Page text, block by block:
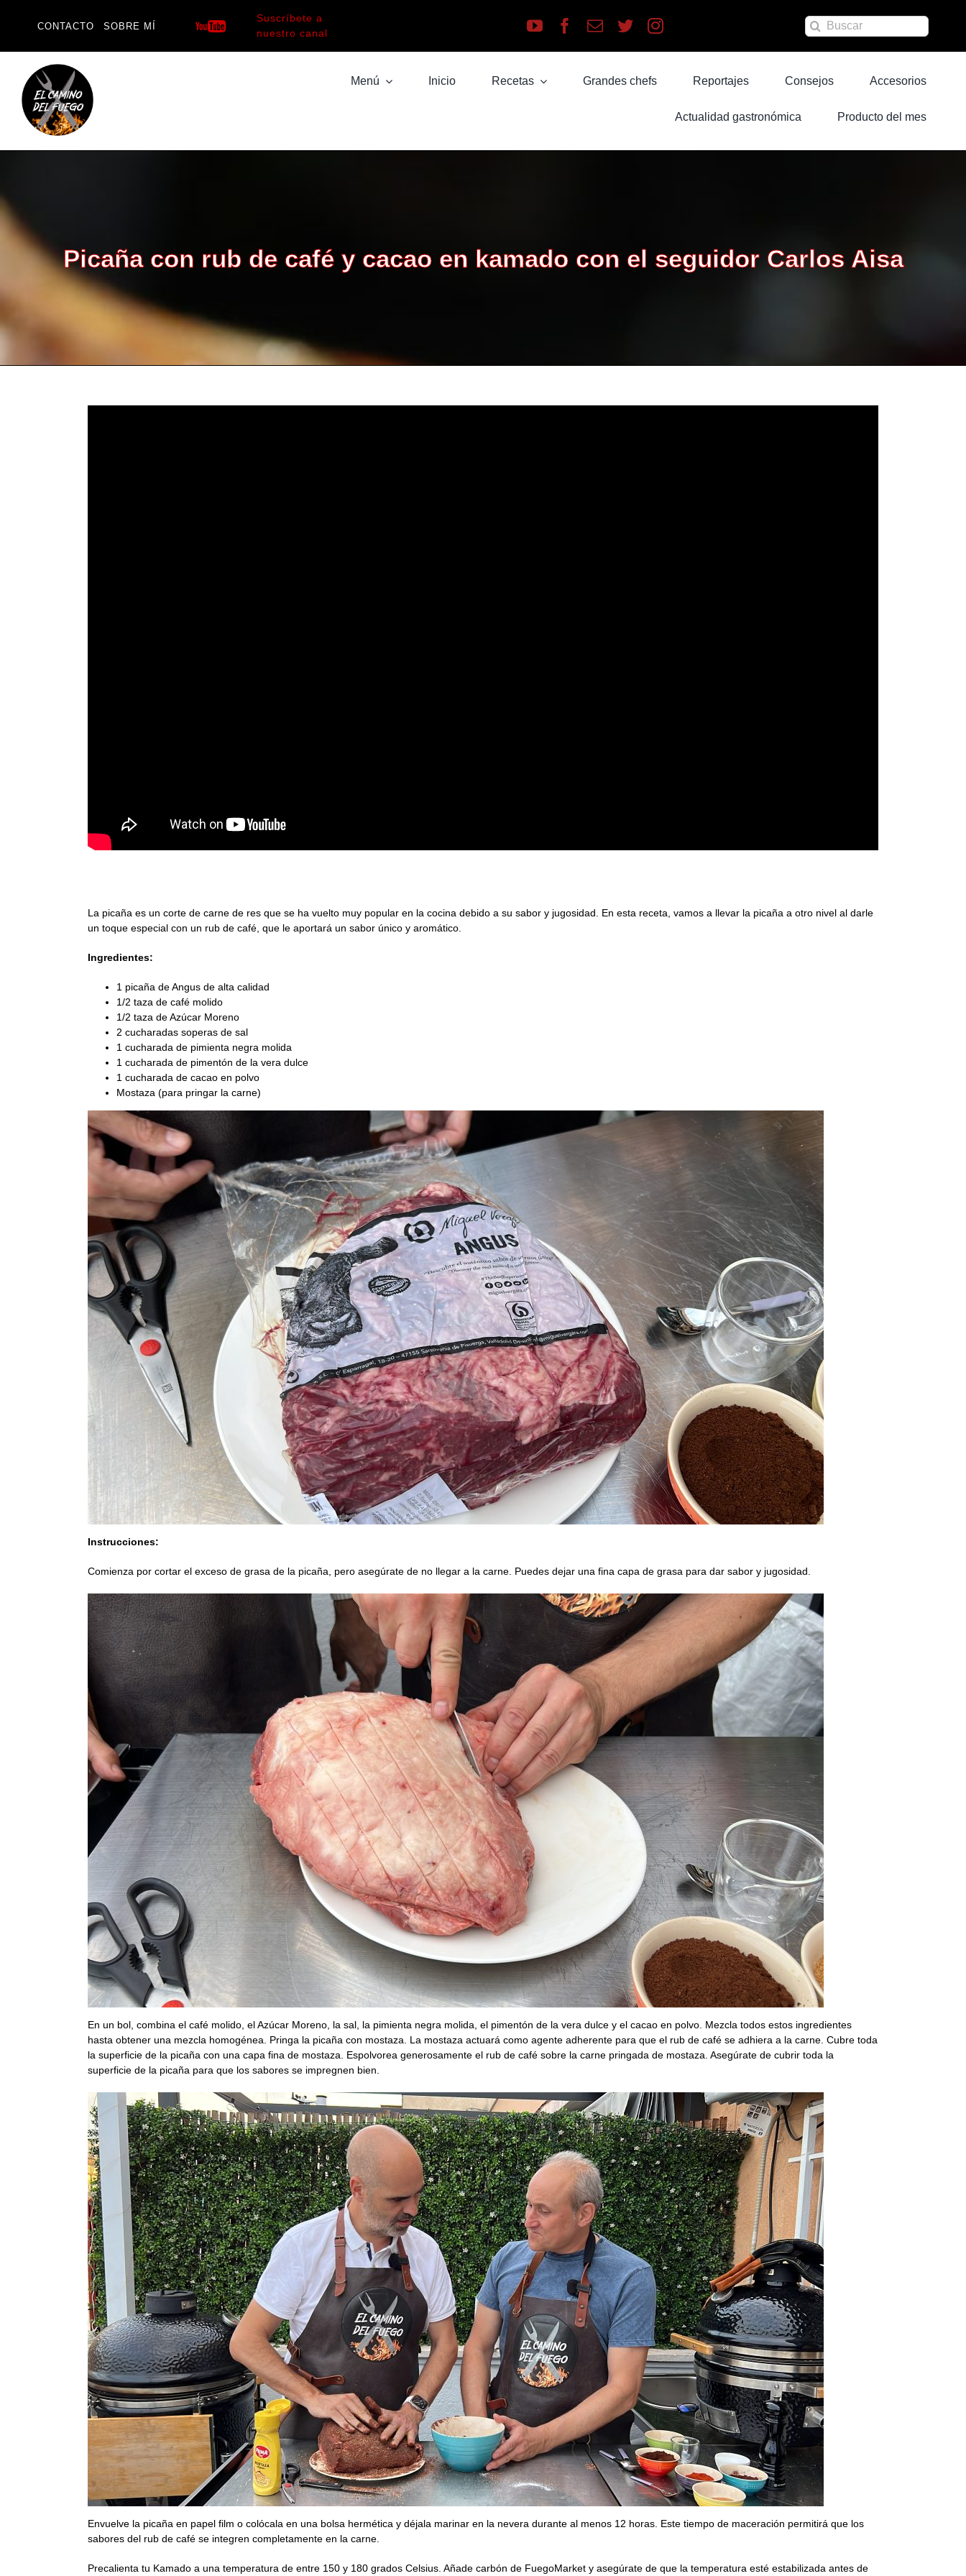
CONTACTO SOBRE MÍ
Suscríbete a
nuestro canal
Buscar:
Menú Inicio Recetas Grandes chefs Reportajes Consejos Accesorios
Actualidad gastronómica Producto del mes
Picaña con rub de café y cacao en kamado con el seguidor Carlos Aisa
La picaña es un corte de carne de res que se ha vuelto muy popular en la cocina debido a su sabor y jugosidad. En esta receta, vamos a llevar la picaña a otro nivel al darle
un toque especial con un rub de café, que le aportará un sabor único y aromático.
Ingredientes:
1 picaña de Angus de alta calidad
1/2 taza de café molido
1/2 taza de Azúcar Moreno
2 cucharadas soperas de sal
1 cucharada de pimienta negra molida
1 cucharada de pimentón de la vera dulce
1 cucharada de cacao en polvo
Mostaza (para pringar la carne)
Instrucciones:
Comienza por cortar el exceso de grasa de la picaña, pero asegúrate de no llegar a la carne. Puedes dejar una fina capa de grasa para dar sabor y jugosidad.
En un bol, combina el café molido, el Azúcar Moreno, la sal, la pimienta negra molida, el pimentón de la vera dulce y el cacao en polvo. Mezcla todos estos ingredientes
hasta obtener una mezcla homogénea. Pringa la picaña con mostaza. La mostaza actuará como agente adherente para que el rub de café se adhiera a la carne. Cubre toda
la superficie de la picaña con una capa fina de mostaza. Espolvorea generosamente el rub de café sobre la carne pringada de mostaza. Asegúrate de cubrir toda la
superficie de la picaña para que los sabores se impregnen bien.
Envuelve la picaña en papel film o colócala en una bolsa hermética y déjala marinar en la nevera durante al menos 12 horas. Este tiempo de maceración permitirá que los
sabores del rub de café se integren completamente en la carne.
Precalienta tu Kamado a una temperatura de entre 150 y 180 grados Celsius. Añade carbón de FuegoMarket y asegúrate de que la temperatura esté estabilizada antes de